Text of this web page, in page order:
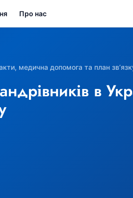
Про нас
медична допомога та план
в